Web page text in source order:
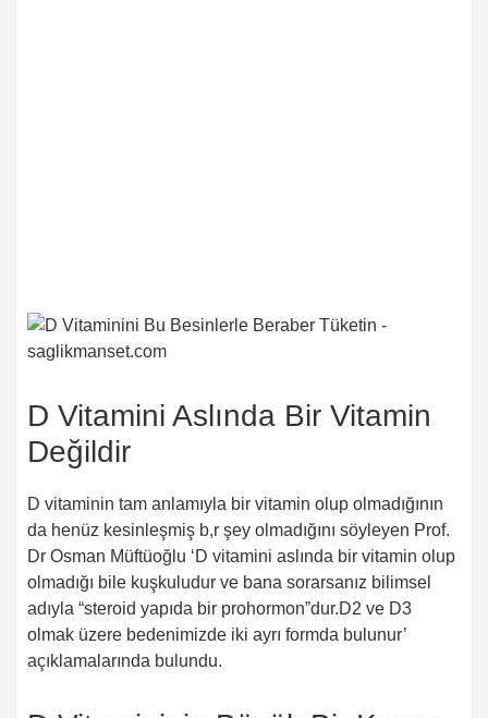
D Vitamini Aslında Bir Vitamin
Değildir
D vitaminin tam anlamıyla bir vitamin olup olmadığının
da henüz kesinleşmiş b,r şey olmadığını söyleyen Prof.
Dr Osman Müftüoğlu ‘D vitamini aslında bir vitamin olup
olmadığı bile kuşkuludur ve bana sorarsanız bilimsel
adıyla “steroid yapıda bir prohormon”dur.D2 ve D3
olmak üzere bedenimizde iki ayrı formda bulunur’
açıklamalarında bulundu.